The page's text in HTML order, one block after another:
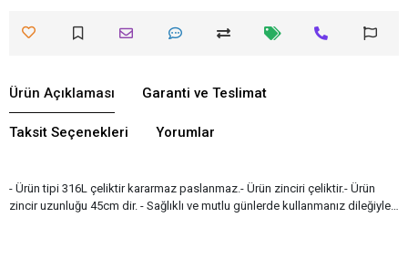
Ürün Açıklaması Garanti ve Teslimat
Taksit Seçenekleri Yorumlar
- Ürün tipi 316L çeliktir kararmaz paslanmaz.- Ürün zinciri çeliktir.- Ürün
zincir uzunluğu 45cm dir. - Sağlıklı ve mutlu günlerde kullanmanız dileğiyle…